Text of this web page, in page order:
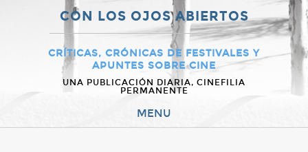
CON LOS OJOS ABIERTOS
CRÍTICAS, CRÓNICAS DE FESTIVALES Y
APUNTES SOBRE CINE
UNA PUBLICACIÓN DIARIA, CINEFILIA
PERMANENTE
MENU